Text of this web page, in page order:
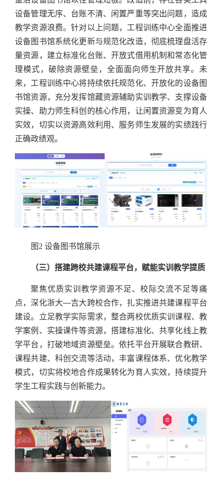
设备管理无序、台账不清、闲置严重等突出问题，造成
教学资源浪费。针对以上问题，工程训练中心全面推进
设备图书馆系统化更新与规范化改造，彻底梳理盘活存
量资源，建立标准化台账、开放式借用机制和常态化管
理模式，破除资源壁垒，全面面向师生开放共享。未
来，工程训练中心将持续依托规范化、开放化的设备图
书馆资源，充分发挥馆藏资源辅助实训教学、支撑设备
实操、助力师生科创的核心作用，让闲置资源变为育人
实效，切实以资源高效利用、服务师生发展的实绩践行
正确政绩观。
图2 设备图书馆展示
（三）搭建跨校共建课程平台，赋能实训教学提质
聚焦优质实训教学资源不足、校际交流不足等痛
点，深化浙大—吉大跨校合作，扎实推进共建课程平台
建设。立足教学实际需求，整合两校优质实训课程、教
学案例、实操课件等资源，搭建标准化、共享化线上教
学平台，打破地域资源壁垒。依托平台开展联合教研、
课程共建、科创交流等活动，丰富课程体系、优化教学
模式，切实将校地合作成果转化为育人实效，持续提升
学生工程实践与创新能力。